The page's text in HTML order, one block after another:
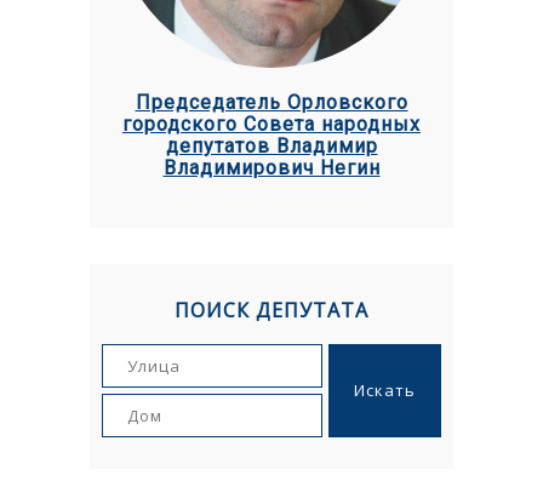
Председатель Орловского
городского Совета народных
депутатов Владимир
Владимирович Негин
ПОИСК ДЕПУТАТА